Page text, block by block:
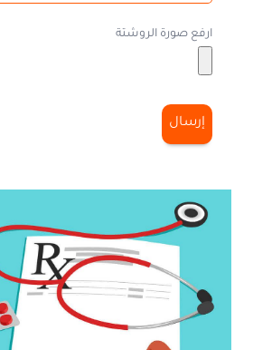
ارفع صورة الروشتة